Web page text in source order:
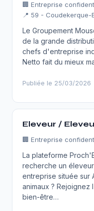
🏢 Entreprise
📍 59 - Coudekerque-
Le Groupement
de la grande
chefs d'entreprise
Netto fait du mieux
Publiée le 25/03/2026
Eleveur /
🏢 Entreprise
La plateforme
recherche un
entreprise située sur
animaux ?
bien-être…